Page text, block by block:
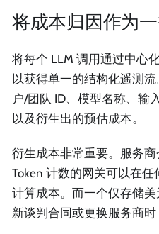
将成本归因作为
将每个 LLM 调用通过中心
以获得单一的结构化遥测
户/团队 ID、模型名称、输
以及衍生出的预估成本。
衍生成本非常重要。服务
Token 计数的网关可以在
计算成本。而一个仅存储
新谈判合同或更换服务商时